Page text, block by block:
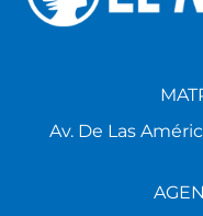
Av. De Las